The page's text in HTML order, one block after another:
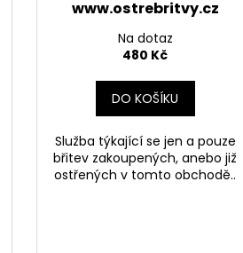
www.ostrebritvy.cz
Na dotaz
480 Kč
DO KOŠÍKU
Služba týkající se jen a pouze
břitev zakoupených, anebo již
ostřených v tomto obchodě..